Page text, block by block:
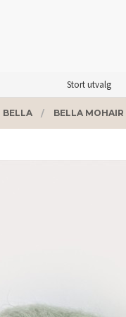
Stort utvalg
BELLA BELLA MOHAIR